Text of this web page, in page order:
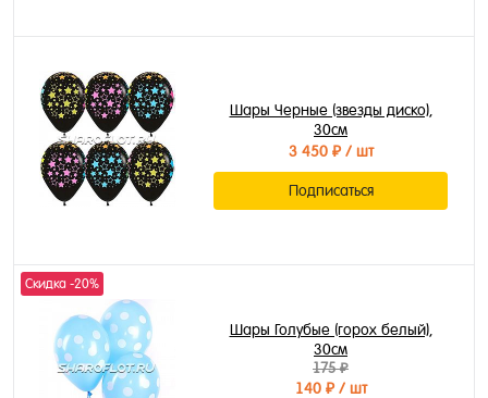
Шары Черные (звезды диско),
30см
3 450 ₽/ шт
Подписаться
Скидка -20%
Шары Голубые (горох белый),
30см
175 ₽
140 ₽/ шт